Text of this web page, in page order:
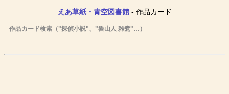
えあ草紙・青空図書館- 作品カード
作品カード検索（"探偵小説"、"魯山人 雑煮"…）